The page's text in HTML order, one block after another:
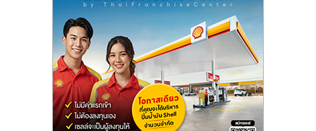
ไชส์
ขาย
แฟ